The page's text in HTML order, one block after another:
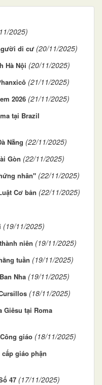
2025)
di cư (20/11/2025)
Hà Nội (20/11/2025)
(21/11/2025)
2026 (21/11/2025)
tại Brazil
Nẵng (22/11/2025)
Gòn (22/11/2025)
nhân" (22/11/2025)
Cơ bản (22/11/2025)
(19/11/2025)
niên (19/11/2025)
tuần (19/11/2025)
Nha (19/11/2025)
(18/11/2025)
Giêsu tại Roma
giáo (18/11/2025)
giáo phận
47 (17/11/2025)